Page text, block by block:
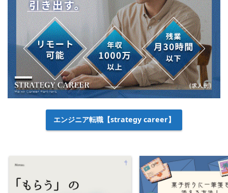
エンジニア転職【strategy career】